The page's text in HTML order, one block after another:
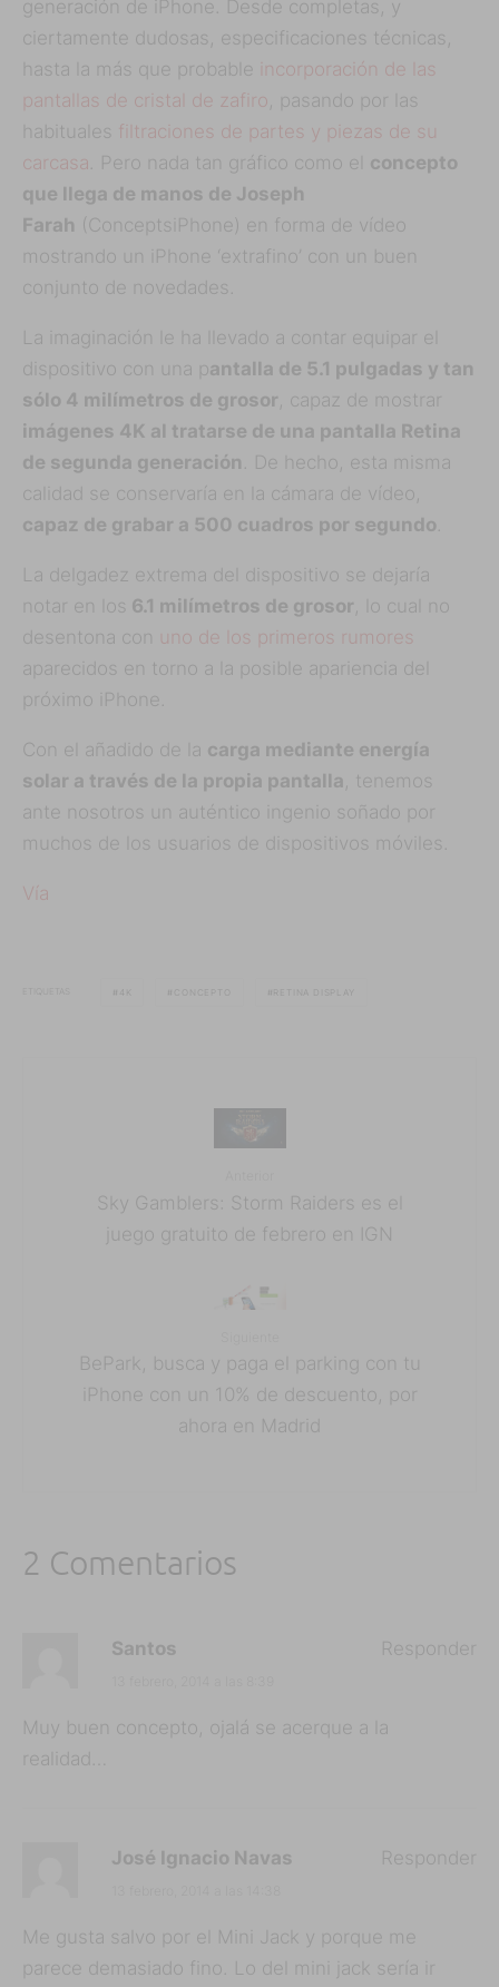
generación de iPhone. Desde completas, y
ciertamente dudosas, especificaciones técnicas,
hasta la más que probable
incorporación de las
pantallas de cristal de zafiro , pasando por las
habituales filtraciones de partes y piezas de su
carcasa . Pero nada tan gráfico como el concepto
que llega de manos de Joseph
Farah (ConceptsiPhone) en forma de vídeo
mostrando un iPhone ‘extrafino’ con un buen
conjunto de novedades.
La imaginación le ha llevado a contar equipar el
dispositivo con una pantalla de 5.1 pulgadas y tan
sólo 4 milímetros de grosor , capaz de mostrar
imágenes 4K al tratarse de una pantalla Retina
de segunda generación . De hecho, esta misma
calidad se conservaría en la cámara de vídeo,
capaz de grabar a 500 cuadros por segundo
La delgadez extrema del dispositivo se dejaría
notar en los 6.1 milímetros de grosor , lo cual no
desentona con uno de los primeros rumores
aparecidos en torno a la posible apariencia del
próximo iPhone.
Con el añadido de la carga mediante energía
solar a través de la propia pantalla , tenemos
ante nosotros un auténtico ingenio soñado por
muchos de los usuarios de dispositivos móviles.
Vía
ETIQUETAS 4K RETINA DISPLAY
Sky Gamblers: Storm Raiders es el
juego gratuito de febrero en IGN
BePark, busca y paga el parking con tu
iPhone con un 10% de descuento, por
ahora en Madrid
2 Comentarios
Santos
Muy buen concepto, ojalá se acerque a la
realidad…
Responder
José Ignacio Navas
Me gusta salvo por el Mini Jack y porque me
parece demasiado fino. Lo del mini jack sería ir
Responder